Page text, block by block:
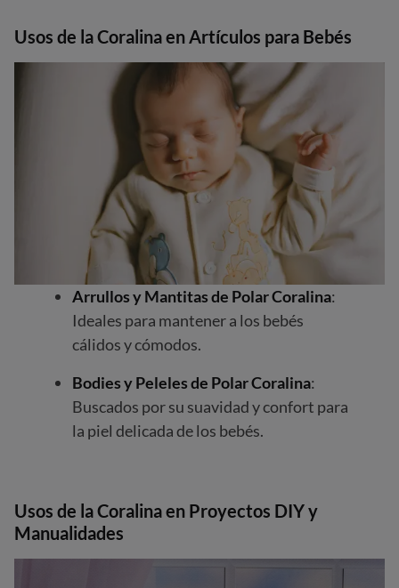
Usos de la Coralina en Artículos para Bebés
Arrullos y Mantitas de Polar Coralina:
Ideales para mantener a los bebés
cálidos y cómodos.
Bodies y Peleles de Polar Coralina:
Buscados por su suavidad y confort para
la piel delicada de los bebés.
Usos de la Coralina en Proyectos DIY y
Manualidades